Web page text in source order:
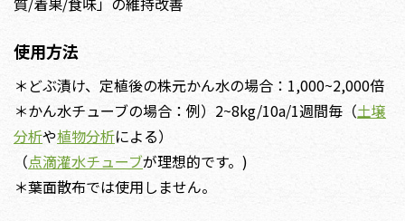
使用方法
＊どぶ漬け、定植後の株元かん水の場合：1,000~2,000倍
＊かん水チューブの場合：例）2~8kg/10a/1週間毎（土壌
分析や植物分析による）
（点滴灌水チューブが理想的です。)
＊葉面散布では使用しません。